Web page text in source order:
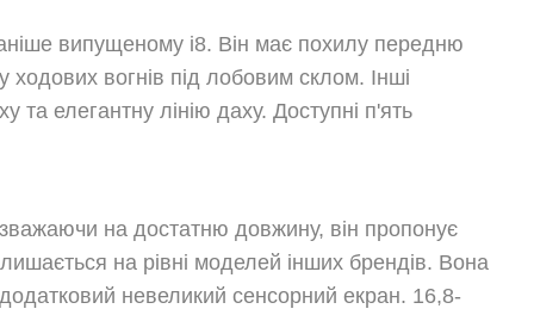
випущеному i8. Він має похилу передню
вогнів під лобовим склом. Інші
та елегантну лінію даху. Доступні п'ять
на достатню довжину, він пропонує
на рівні моделей інших брендів. Вона
невеликий сенсорний екран. 16,8-